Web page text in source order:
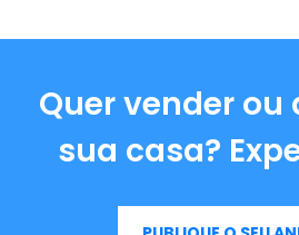
Quer vender ou
sua casa?